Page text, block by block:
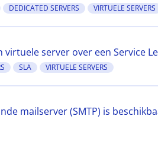
DEDICATED SERVERS VIRTUELE SERVERS
virtuele server over een Service
SLA VIRTUELE SERVERS
mailserver (SMTP) is